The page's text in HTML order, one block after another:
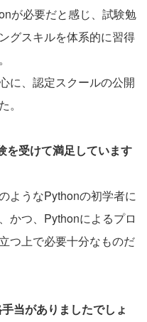
が必要だと感じ、試験勉
グスキルを体系的に習得
に、認定スクールの公開
受けて満足しています
ようなPythonの初学者に
かつ、Pythonによるプロ
つ上で必要十分なものだ
当がありましたでしょ